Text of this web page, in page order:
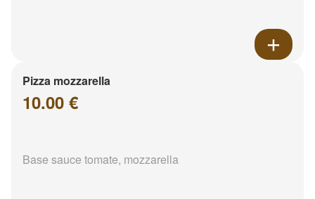
Pizza mozzarella
10.00 €
Base sauce tomate, mozzarella